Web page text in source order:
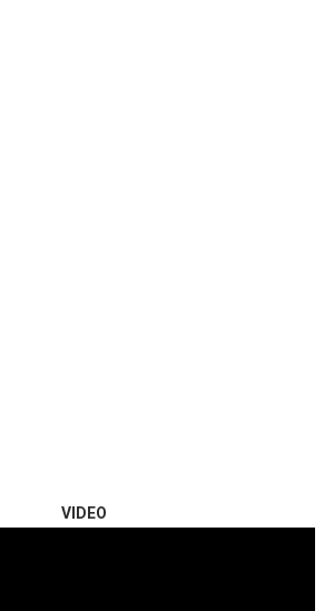
VIDEO